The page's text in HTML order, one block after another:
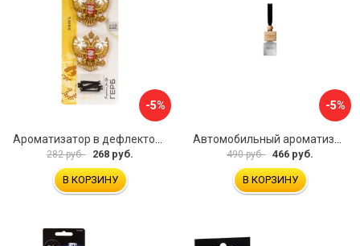
-5%
282 руб. 268 руб.
В КОРЗИНУ
-5%
490 руб. 466 руб.
В КОРЗИНУ